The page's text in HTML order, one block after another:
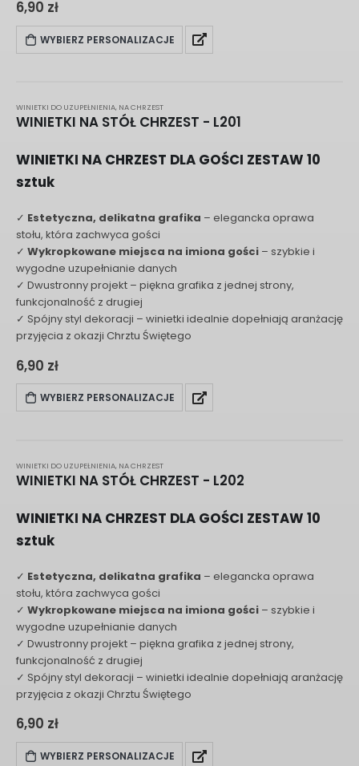
6,90 zł
WYBIERZ PERSONALIZACJE
WINIETKI DO UZUPEŁNIENIA, NA CHRZEST
WINIETKI NA STÓŁ CHRZEST - L201
WINIETKI NA CHRZEST DLA GOŚCI ZESTAW 10
sztuk
✓ Estetyczna, delikatna grafika – elegancka oprawa
stołu, która zachwyca gości
✓ Wykropkowane miejsca na imiona gości – szybkie i
wygodne uzupełnianie danych
✓ Dwustronny projekt – piękna grafika z jednej strony,
funkcjonalność z drugiej
✓ Spójny styl dekoracji – winietki idealnie dopełniają aranżację
przyjęcia z okazji Chrztu Świętego
6,90 zł
WYBIERZ PERSONALIZACJE
WINIETKI DO UZUPEŁNIENIA, NA CHRZEST
WINIETKI NA STÓŁ CHRZEST - L202
WINIETKI NA CHRZEST DLA GOŚCI ZESTAW 10
sztuk
✓ Estetyczna, delikatna grafika – elegancka oprawa
stołu, która zachwyca gości
✓ Wykropkowane miejsca na imiona gości – szybkie i
wygodne uzupełnianie danych
✓ Dwustronny projekt – piękna grafika z jednej strony,
funkcjonalność z drugiej
✓ Spójny styl dekoracji – winietki idealnie dopełniają aranżację
przyjęcia z okazji Chrztu Świętego
6,90 zł
WYBIERZ PERSONALIZACJE